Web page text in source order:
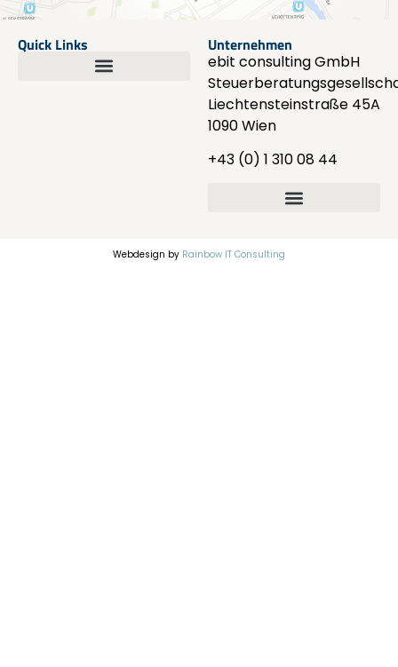
Quick Links
Unternehmen
ebit consulting GmbH
Liechtensteinstraße 45A
1090 Wien
+43 (0) 1 310 08 44
Webdesign by Rainbow IT Consulting